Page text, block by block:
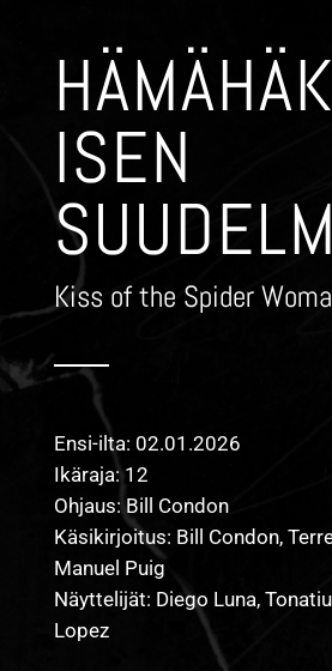
ISEN
Kiss of the Spider
Ensi-ilta: 02.01.2026
Ikäraja: 12
Ohjaus: Bill Condon
Käsikirjoitus: Bill Condon,
Manuel Puig
Näyttelijät: Diego Luna,
Lopez